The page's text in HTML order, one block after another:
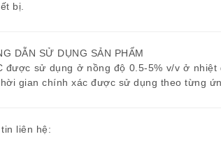
bị.
DẪN SỬ DỤNG SẢN PHẨM
được sử dụng ở nồng độ 0.5-5% v/v ở
gian chính xác được sử dụng theo từng
liên hệ: